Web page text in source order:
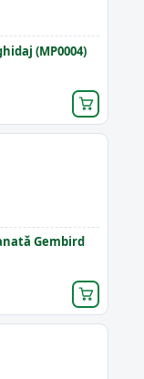
(MP0004)
Gembird